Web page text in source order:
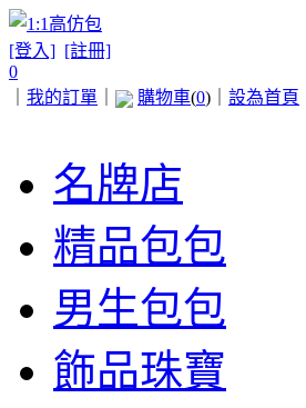
[登入] [註冊]
0
我的訂單 購物車(0) 設為首頁
名牌店
精品包包
男生包包
飾品珠寶